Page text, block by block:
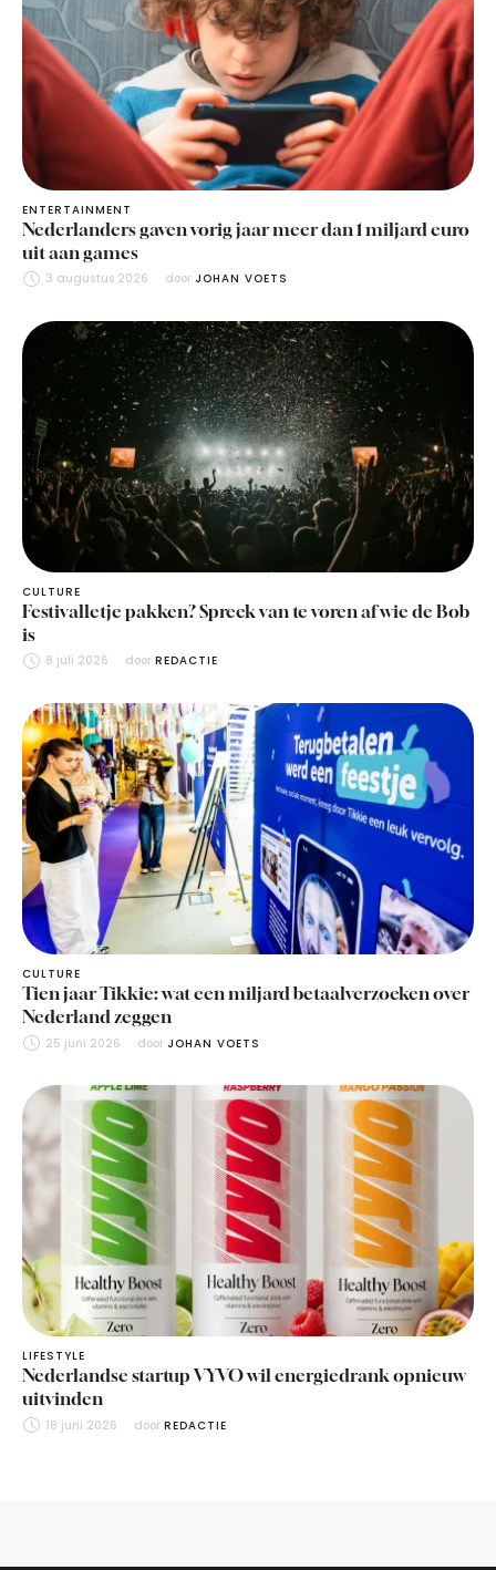
ENTERTAINMENT
Nederlanders gaven vorig jaar meer dan 1 miljard euro
uit aan games
3 augustus 2026 door JOHAN VOETS
CULTURE
Festivalletje pakken? Spreek van te voren af wie de Bob
is
8 juli 2026 door REDACTIE
CULTURE
Tien jaar Tikkie: wat een miljard betaalverzoeken over
Nederland zeggen
25 juni 2026 door JOHAN VOETS
LIFESTYLE
Nederlandse startup VYVO wil energiedrank opnieuw
uitvinden
18 juni 2026 door REDACTIE